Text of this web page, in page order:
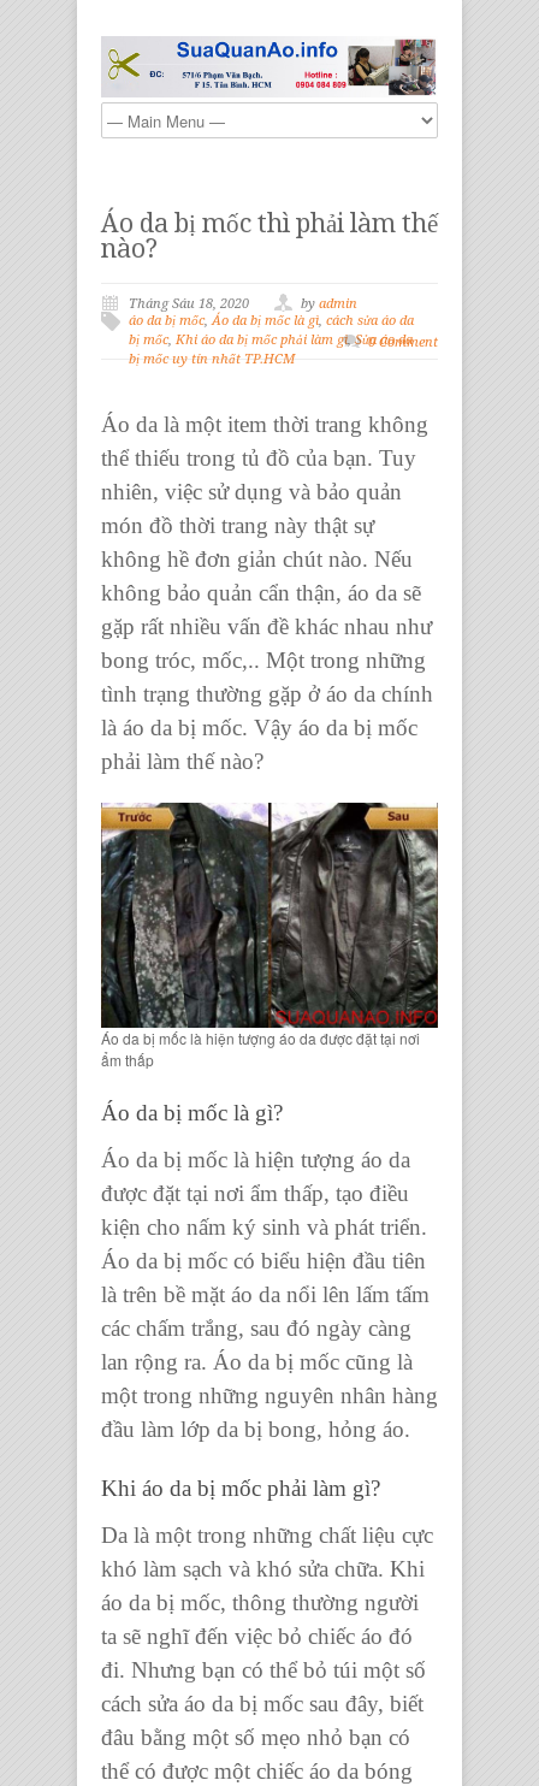
Áo da bị mốc thì phải làm thế
nào?
Tháng Sáu 18, 2020 by admin
áo da bị mốc,Áo da bị mốc là gì, cách sửa áo da
bị mốc, Khi áo da bị mốc phải làm gì,Sửa áo da
bị mốc uy tín nhất TP.HCM
0 Comment
Áo da là một item thời trang không
thể thiếu trong tủ đồ của bạn. Tuy
nhiên, việc sử dụng và bảo quản
món đồ thời trang này thật sự
không hề đơn giản chút nào. Nếu
không bảo quản cẩn thận, áo da sẽ
gặp rất nhiều vấn đề khác nhau như
bong tróc, mốc,.. Một trong những
tình trạng thường gặp ở áo da chính
là áo da bị mốc. Vậy áo da bị mốc
phải làm thế nào?
Áo da bị mốc là hiện tượng áo da được đặt tại nơi
ẩm thấp
Áo da bị mốc là gì?
Áo da bị mốc là hiện tượng áo da
được đặt tại nơi ẩm thấp, tạo điều
kiện cho nấm ký sinh và phát triển.
Áo da bị mốc có biểu hiện đầu tiên
là trên bề mặt áo da nổi lên lấm tấm
các chấm trắng, sau đó ngày càng
lan rộng ra. Áo da bị mốc cũng là
một trong những nguyên nhân hàng
đầu làm lớp da bị bong, hỏng áo.
Khi áo da bị mốc phải làm gì?
Da là một trong những chất liệu cực
khó làm sạch và khó sửa chữa. Khi
áo da bị mốc, thông thường người
ta sẽ nghĩ đến việc bỏ chiếc áo đó
đi. Nhưng bạn có thể bỏ túi một số
cách sửa áo da bị mốc sau đây, biết
đâu bằng một số mẹo nhỏ bạn có
thể có được một chiếc áo da bóng